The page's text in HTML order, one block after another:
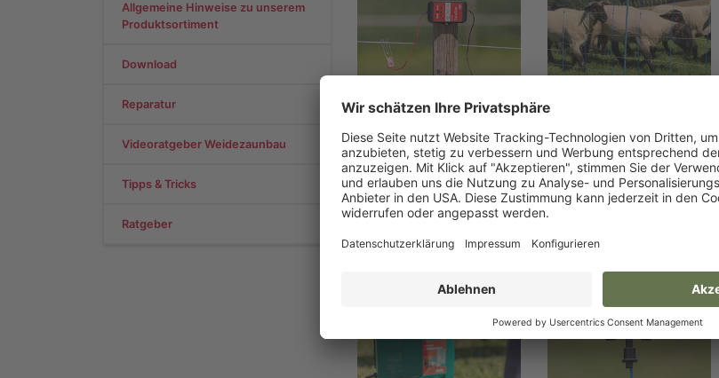
Allgemeine Hinweise zu unserem
Produktsortiment
Download
Reparatur
Videoratgeber Weidezaunbau
Tipps & Tricks
Ratgeber
Smart Satellite
Marketing Material
PREMIUM Netze
Marketing Material